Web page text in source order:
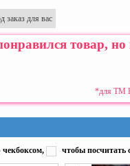
заказ для вас
товар,
*для ТМ
чекбоксом, чтобы посчитать